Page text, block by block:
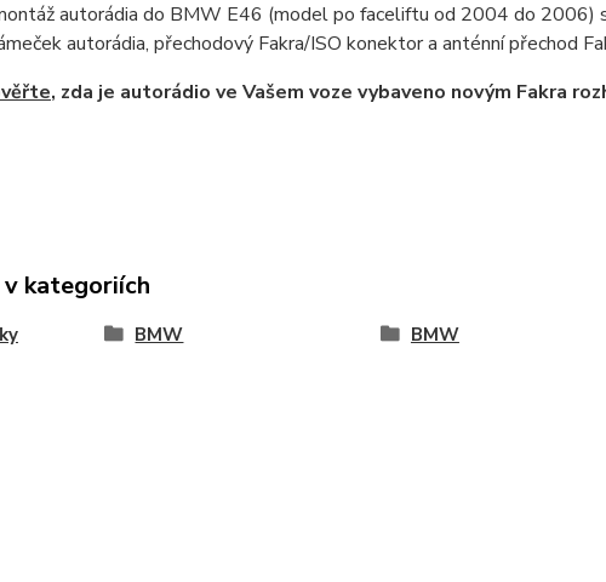
autorádia do BMW E46 (model po faceliftu od 2004 do 2006)
autorádia, přechodový Fakra/ISO konektor a anténní přechod
, zda je autorádio ve Vašem voze vybaveno novým Fakra
kategoriích
BMW BMW